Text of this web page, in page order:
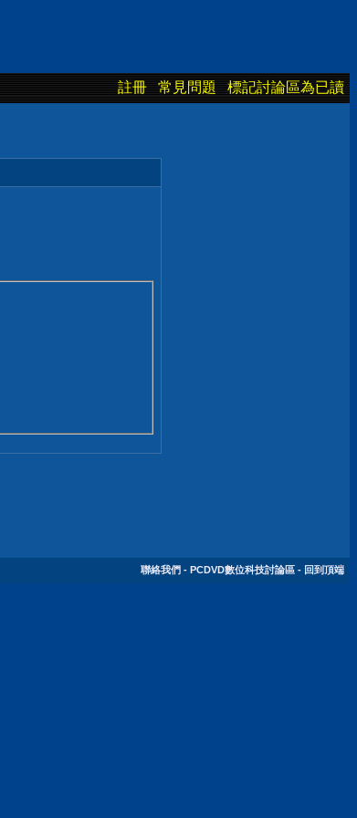
註冊 常見問題 標記討論區為已讀
聯絡我們 - PCDVD數位科技討論區 - 回到頂端